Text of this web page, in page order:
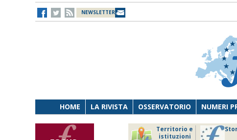
NEWSLETTER
HOME LA RIVISTA OSSERVATORIO NUMERI
Territorio e
istituzioni